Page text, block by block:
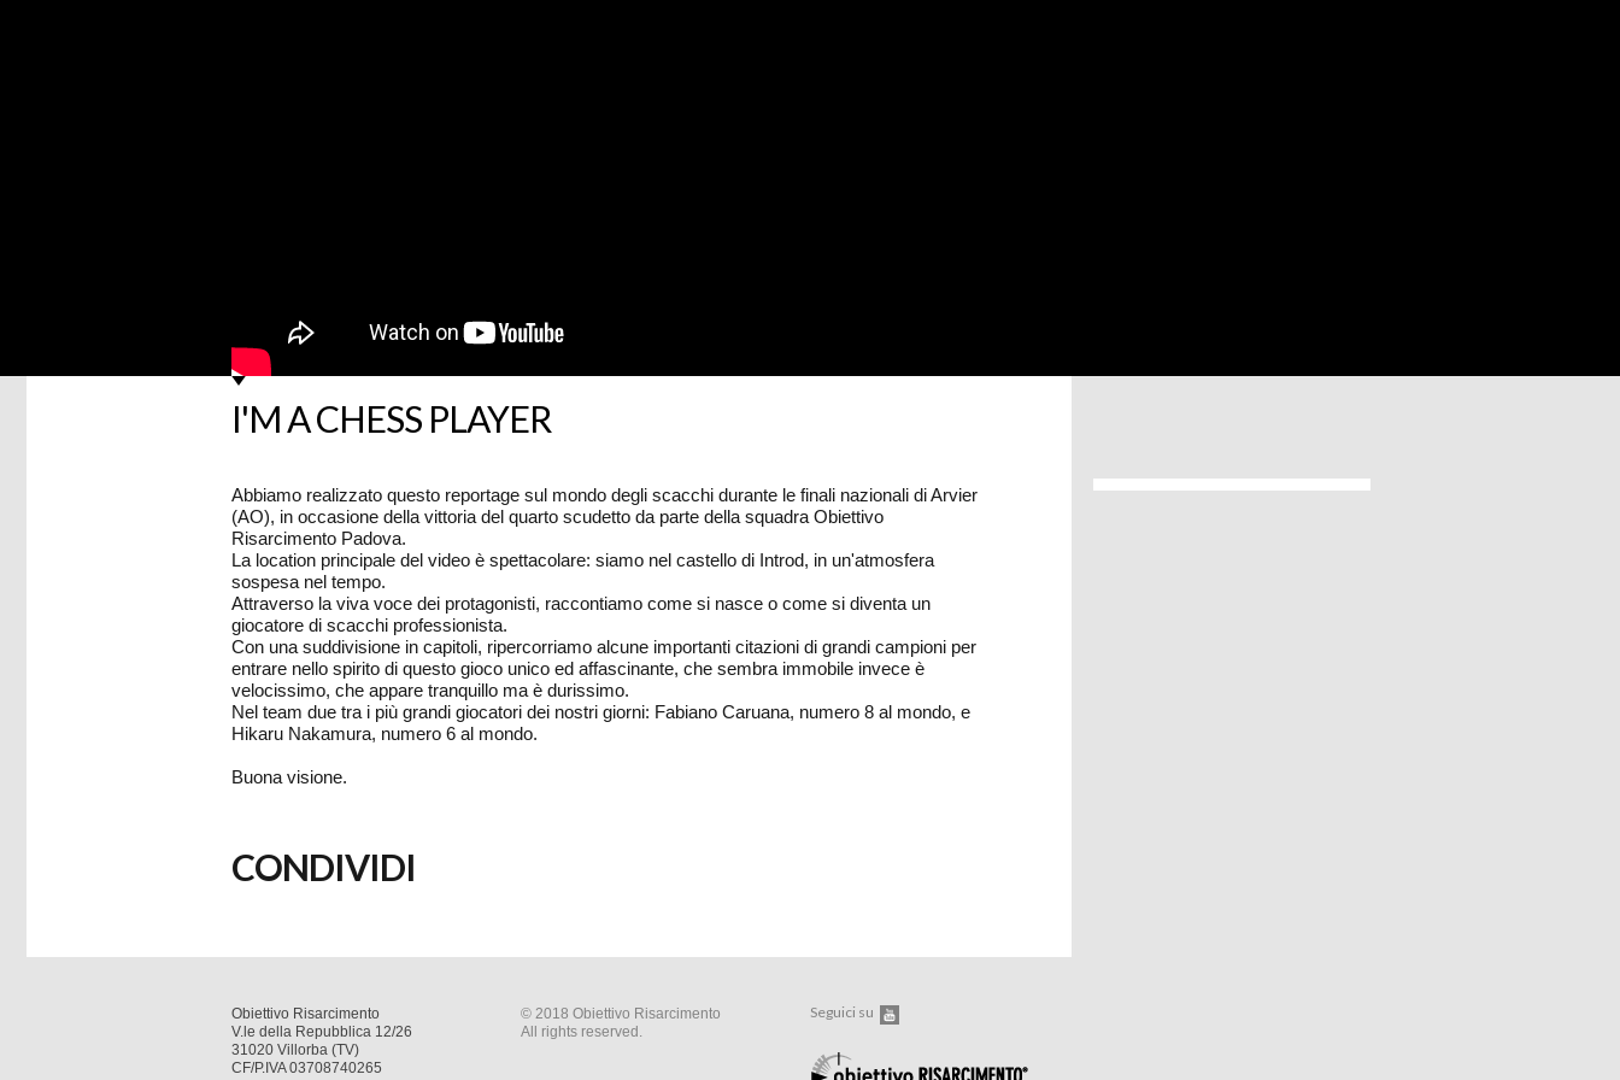
I'M A CHESS PLAYER
Abbiamo realizzato questo reportage sul mondo degli scacchi durante le finali nazionali di Arvier
(AO), in occasione della vittoria del quarto scudetto da parte della squadra Obiettivo
Risarcimento Padova.
La location principale del video è spettacolare: siamo nel castello di Introd, in un'atmosfera
sospesa nel tempo.
Attraverso la viva voce dei protagonisti, raccontiamo come si nasce o come si diventa un
giocatore di scacchi professionista.
Con una suddivisione in capitoli, ripercorriamo alcune importanti citazioni di grandi campioni per
entrare nello spirito di questo gioco unico ed affascinante, che sembra immobile invece è
velocissimo, che appare tranquillo ma è durissimo.
Nel team due tra i più grandi giocatori dei nostri giorni: Fabiano Caruana, numero 8 al mondo, e
Hikaru Nakamura, numero 6 al mondo.
Buona visione.
CONDIVIDI
Obiettivo Risarcimento
V.le della Repubblica 12/26
31020 Villorba (TV)
CF/P.IVA 03708740265
© 2018 Obiettivo Risarcimento
All rights reserved.
Seguici su